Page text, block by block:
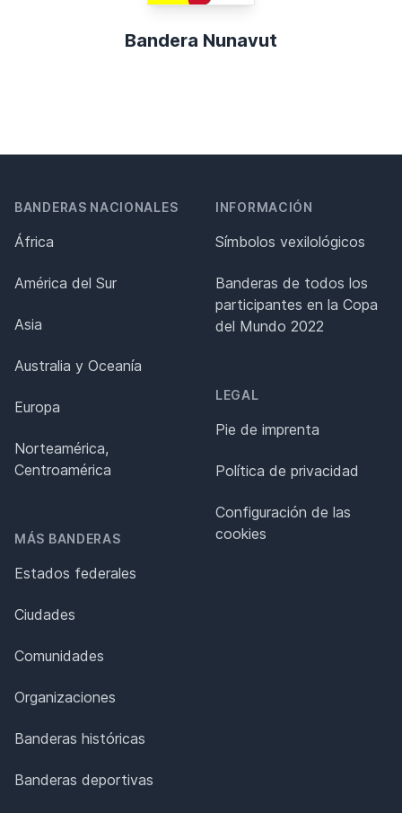
Bandera Nunavut
BANDERAS NACIONALES
África
América del Sur
Asia
Australia y Oceanía
Europa
Norteamérica,
Centroamérica
MÁS BANDERAS
Estados federales
Ciudades
Comunidades
Organizaciones
Banderas históricas
Banderas deportivas
INFORMACIÓN
Símbolos vexilológicos
Banderas de todos los
participantes en la Copa
del Mundo 2022
LEGAL
Pie de imprenta
Política de privacidad
Configuración de las
cookies